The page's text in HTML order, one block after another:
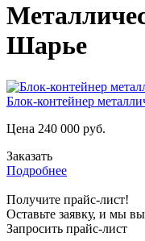
Шарье
Блок-контейнер
Цена 240 000 руб.
Заказать
Подробнее
Получите прайс-лист!
Оставьте заявку, и мы
Запросить прайс-лист